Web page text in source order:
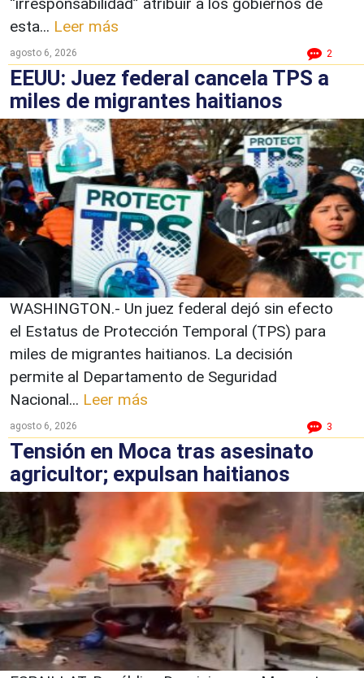
esta... Leer más
agosto 6, 2026 2
EEUU: Juez federal cancela TPS a
miles de migrantes haitianos
WASHINGTON.- Un juez federal dejó sin efecto
el Estatus de Protección Temporal (TPS) para
miles de migrantes haitianos. La decisión
permite al Departamento de Seguridad
Nacional... Leer más
agosto 6, 2026 3
Tensión en Moca tras asesinato
agricultor; expulsan haitianos